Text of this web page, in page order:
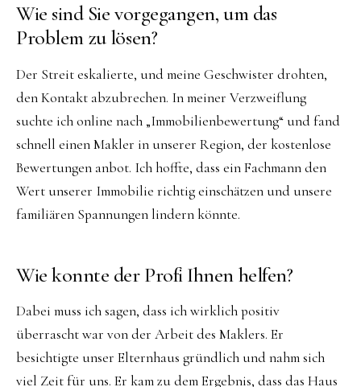
Wie sind Sie vorgegangen, um das
Problem zu lösen?
Der Streit eskalierte, und meine Geschwister drohten,
den Kontakt abzubrechen. In meiner Verzweiflung
suchte ich online nach „Immobilienbewertung“ und fand
schnell einen Makler in unserer Region, der kostenlose
Bewertungen anbot. Ich hoffte, dass ein Fachmann den
Wert unserer Immobilie richtig einschätzen und unsere
familiären Spannungen lindern könnte.
Wie konnte der Profi Ihnen helfen?
Dabei muss ich sagen, dass ich wirklich positiv
überrascht war von der Arbeit des Maklers. Er
besichtigte unser Elternhaus gründlich und nahm sich
viel Zeit für uns. Er kam zu dem Ergebnis, dass das Haus